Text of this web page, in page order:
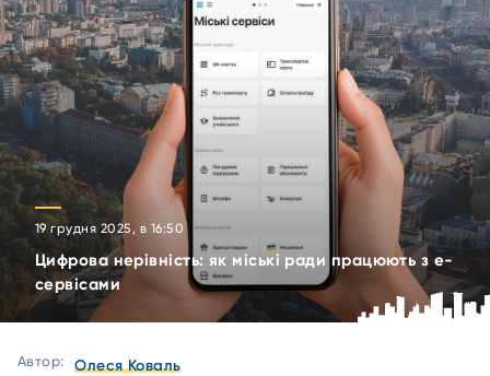
19 грудня 2025, в 16:50
Цифрова нерівність: як міські ради працюють з е-
сервісами
Автор: Олеся Коваль